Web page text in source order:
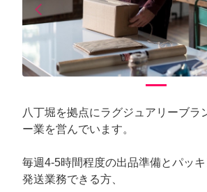
arrow_back_iosPrevious
八丁堀を拠点にラグジュアリーブラ
ー業を営んでいます。
毎週4-5時間程度の出品準備とパッ
発送業務できる方、